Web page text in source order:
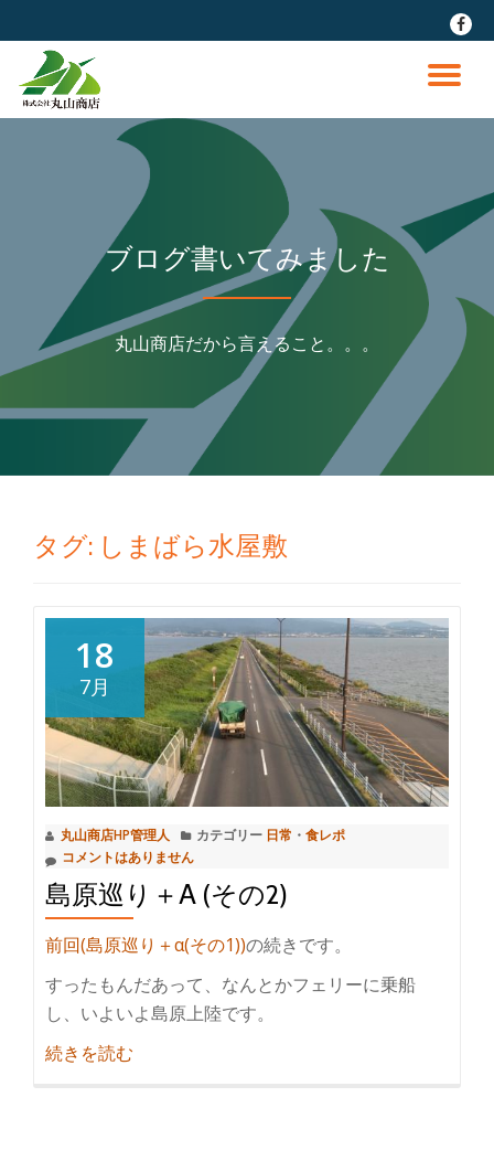
ン
fa-
ナ
ゲ
ー
シ
ョ
替
ブログ書いてみました
丸山商店だから言えること。。。
タグ: しまばら水屋敷
18
7月
丸山商店HP管理人 カテゴリー 日常 ・ 食レポ
コメントはありません
島原巡り＋Α (その2)
前回(島原巡り＋α(その1))の続きです。
すったもんだあって、なんとかフェリーに乗船
し、いよいよ島原上陸です。
続きを読む